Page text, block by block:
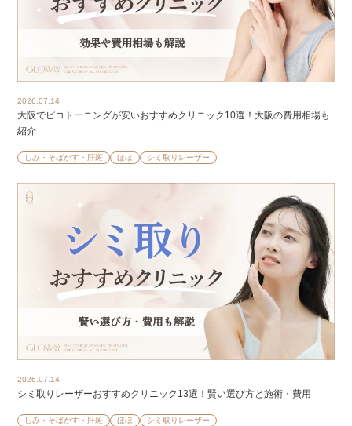
2026.07.14
大阪でピコトーニングが安いおすすめクリニック10選！大阪の費用相場も
紹介
しみ・そばかす・肝斑 ほほ シミ取りレーザー
2026.07.14
シミ取りレーザーおすすめクリニック13選！賢い選び方と施術・費用
しみ・そばかす・肝斑 ほほ シミ取りレーザー